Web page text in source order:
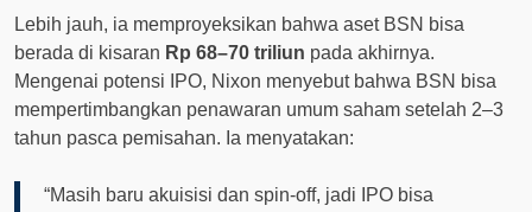
Lebih jauh, ia memproyeksikan bahwa aset BSN bisa
berada di kisaran Rp 68–70 triliun pada akhirnya.
Mengenai potensi IPO, Nixon menyebut bahwa BSN bisa
mempertimbangkan penawaran umum saham setelah 2–3
tahun pasca pemisahan. Ia menyatakan:
“Masih baru akuisisi dan spin-off, jadi IPO bisa